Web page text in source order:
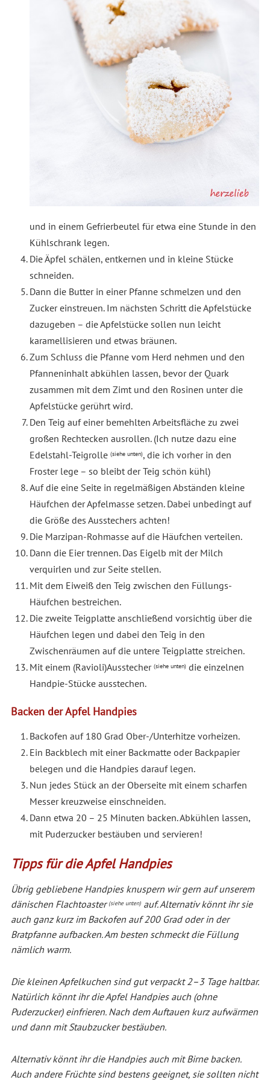
und in einem Gefrierbeutel für etwa eine Stunde in den
Kühlschrank legen.
Die Äpfel schälen, entkernen und in kleine Stücke
schneiden.
Dann die Butter in einer Pfanne schmelzen und den
Zucker einstreuen. Im nächsten Schritt die Apfelstücke
dazugeben – die Apfelstücke sollen nun leicht
karamellisieren und etwas bräunen.
Zum Schluss die Pfanne vom Herd nehmen und den
Pfanneninhalt abkühlen lassen, bevor der Quark
zusammen mit dem Zimt und den Rosinen unter die
Apfelstücke gerührt wird.
Den Teig auf einer bemehlten Arbeitsfläche zu zwei
großen Rechtecken ausrollen. (Ich nutze dazu eine
Edelstahl-Teigrolle (siehe unten), die ich vorher in den
Froster lege – so bleibt der Teig schön kühl)
Auf die eine Seite in regelmäßigen Abständen kleine
Häufchen der Apfelmasse setzen. Dabei unbedingt auf
die Größe des Ausstechers achten!
Die Marzipan-Rohmasse auf die Häufchen verteilen.
Dann die Eier trennen. Das Eigelb mit der Milch
verquirlen und zur Seite stellen.
Mit dem Eiweiß den Teig zwischen den Füllungs-
Häufchen bestreichen.
Die zweite Teigplatte anschließend vorsichtig über die
Häufchen legen und dabei den Teig in den
Zwischenräumen auf die untere Teigplatte streichen.
Mit einem (Ravioli)Ausstecher (siehe unten)die einzelnen
Handpie-Stücke ausstechen.
Backen der Apfel Handpies
Backofen auf 180 Grad Ober-/Unterhitze vorheizen.
Ein Backblech mit einer Backmatte oder Backpapier
belegen und die Handpies darauf legen.
Nun jedes Stück an der Oberseite mit einem scharfen
Messer kreuzweise einschneiden.
Dann etwa 20 – 25 Minuten backen. Abkühlen lassen,
mit Puderzucker bestäuben und servieren!
Tipps für die Apfel Handpies
Übrig gebliebene Handpies knuspern wir gern auf unserem
dänischen Flachtoaster (siehe unten)auf. Alternativ könnt ihr sie
auch ganz kurz im Backofen auf 200 Grad oder in der
Bratpfanne aufbacken. Am besten schmeckt die Füllung
nämlich warm.
Die kleinen Apfelkuchen sind gut verpackt 2–3 Tage haltbar.
Natürlich könnt ihr die Apfel Handpies auch (ohne
Puderzucker) einfrieren. Nach dem Auftauen kurz aufwärmen
und dann mit Staubzucker bestäuben.
Alternativ könnt ihr die Handpies auch mit Birne backen.
Auch andere Früchte sind bestens geeignet, sie sollten nicht